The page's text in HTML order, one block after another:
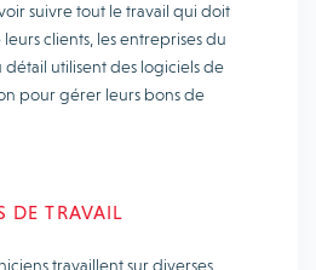
suivre tout le travail qui doit
clients, les entreprises du
détail utilisent des logiciels de
pour gérer leurs bons de
DE TRAVAIL
travaillent sur diverses